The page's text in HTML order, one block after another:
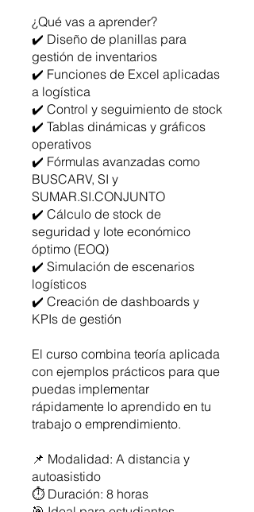
¿Qué vas a aprender?
✔️ Diseño de planillas para
gestión de inventarios
✔️ Funciones de Excel aplicadas
a logística
✔️ Control y seguimiento de stock
✔️ Tablas dinámicas y gráficos
operativos
✔️ Fórmulas avanzadas como
BUSCARV, SI y
SUMAR.SI.CONJUNTO
✔️ Cálculo de stock de
seguridad y lote económico
óptimo (EOQ)
✔️ Simulación de escenarios
logísticos
✔️ Creación de dashboards y
KPIs de gestión
El curso combina teoría aplicada
con ejemplos prácticos para que
puedas implementar
rápidamente lo aprendido en tu
trabajo o emprendimiento.
📌 Modalidad: A distancia y
autoasistido
⏱️ Duración: 8 horas